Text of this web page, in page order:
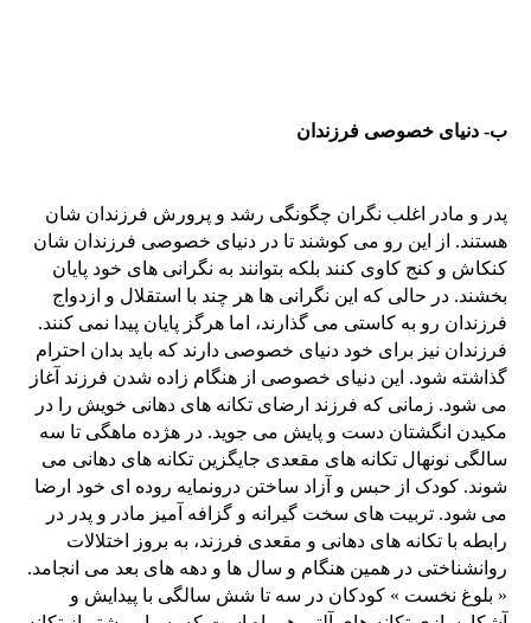
ب- دنیای خصوصی فرزندان
پدر و مادر اغلب نگران چگونگی رشد و پرورش فرزندان شان
هستند. از این رو می کوشند تا در دنیای خصوصی فرزندان شان
کنکاش و کنج کاوی کنند بلکه بتوانند به نگرانی های خود پایان
بخشند. در حالی که این نگرانی ها هر چند با استقلال و ازدواج
فرزندان رو به کاستی می گذارند، اما هرگز پایان پیدا نمی کنند.
فرزندان نیز برای خود دنیای خصوصی دارند که باید بدان احترام
گذاشته شود. این دنیای خصوصی از هنگام زاده شدن فرزند آغاز
می شود. زمانی که فرزند ارضای تکانه های دهانی خویش را در
مکیدن انگشتان دست و پایش می جوید. در هژده ماهگی تا سه
سالگی نونهال تکانه های مقعدی جایگزین تکانه های دهانی می
شوند. کودک از حبس و آزاد ساختن درونمایه روده ای خود ارضا
می شود. تربیت های سخت گیرانه و گزافه آمیز مادر و پدر در
رابطه با تکانه های دهانی و مقعدی فرزند، به بروز اختلالات
روانشناختی در همین هنگام و سال ها و دهه های بعد می انجامد.
« بلوغ نخست » کودکان در سه تا شش سالگی با پیدایش و